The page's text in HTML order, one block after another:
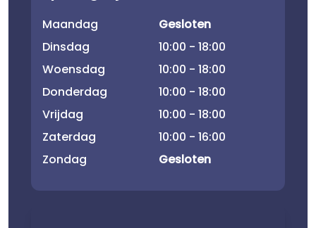
Maandag
Gesloten
Dinsdag
10:00 - 18:00
Woensdag
10:00 - 18:00
Donderdag
10:00 - 18:00
Vrijdag
10:00 - 18:00
Zaterdag
10:00 - 16:00
Zondag
Gesloten